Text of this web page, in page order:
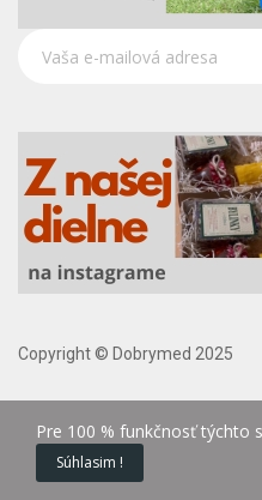
Copyright © Dobrymed 2025
Pre 100 % funkčnosť týchto
Súhlasim !